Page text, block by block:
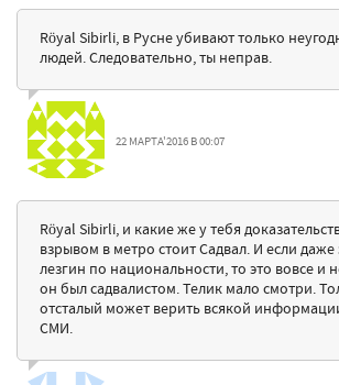
Röyal Sibirli, в Русне убивают только
людей. Следовательно, ты неправ.
22 МАРТА'2016 В 00:07
Röyal Sibirli, и какие же у тебя
взрывом в метро стоит Садвал. И если даже
лезгин по национальности, то это вовсе и
он был садвалистом. Телик мало смотри.
отсталый может верить всякой
СМИ.